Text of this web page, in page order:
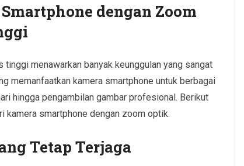
dengan Zoom
menawarkan banyak keunggulan yang sangat
memanfaatkan kamera smartphone untuk berbagai
hingga pengambilan gambar profesional. Berikut
kamera smartphone dengan zoom optik.
Tetap Terjaga